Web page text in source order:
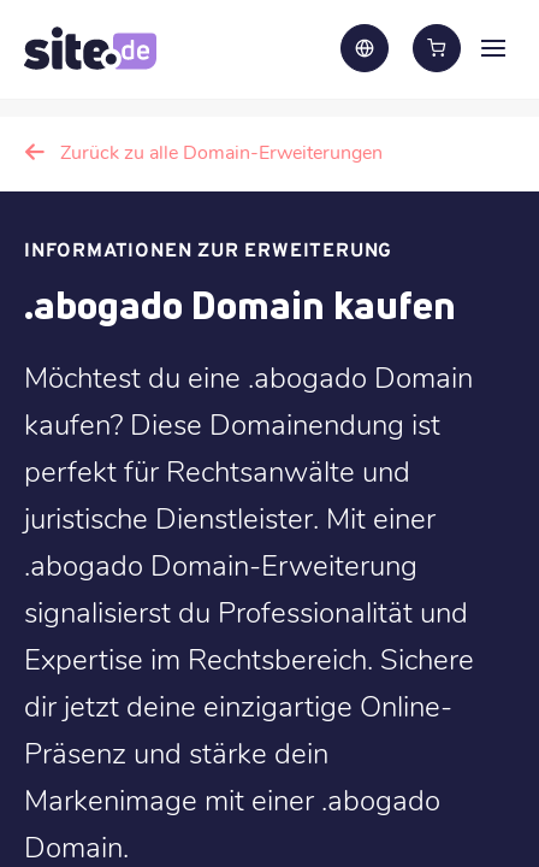
Zurück zu alle Domain-Erweiterungen
INFORMATIONEN ZUR ERWEITERUNG
.abogado Domain kaufen
Möchtest du eine .abogado Domain
kaufen? Diese Domainendung ist
perfekt für Rechtsanwälte und
juristische Dienstleister. Mit einer
.abogado Domain-Erweiterung
signalisierst du Professionalität und
Expertise im Rechtsbereich. Sichere
dir jetzt deine einzigartige Online-
Präsenz und stärke dein
Markenimage mit einer .abogado
Domain.